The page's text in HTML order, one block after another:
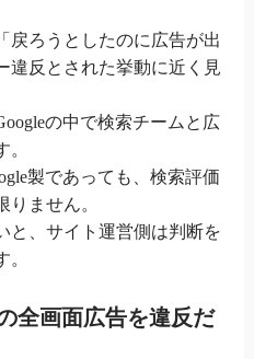
戻ろうとしたのに広告が出
違反とされた挙動に近く見
の中で検索チームと広
製であっても、検索評価
ません。
と、サイト運営側は判断を
全画面広告を違反だ